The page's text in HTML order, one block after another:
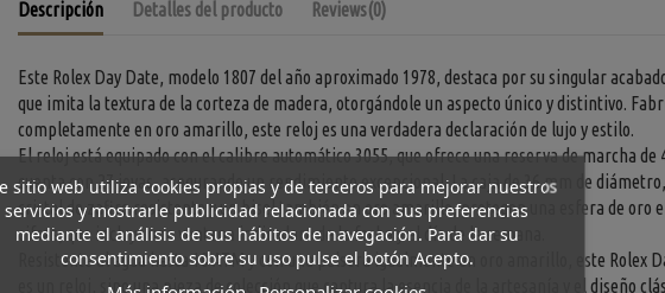
Descripción Detalles del producto Reviews(0)
Este Rolex Day Date, modelo 1807 del año aproximado 1978, destaca por su singular
que imita la textura de la corteza de madera, otorgándole un aspecto único y distintivo.
completamente en oro amarillo, este reloj es una verdadera declaración de lujo y estilo.
El reloj está equipado con el calibre automático 3055, que ofrece una reserva de marcha de
cuenta con 27 joyas, asegurando un rendimiento excepcional. La caja de 36 mm de
cristal de zafiro resistente y un bisel también en oro amarillo, protegen una esfera de oro
cifras, que incluye una ventana indicadora de la fecha y el día de la semana.
Resistente al agua hasta 10 ATM y con una pulsera igualmente en oro amarillo, este Rolex
es un reloj, sino una pieza de colección que captura la esencia de la artesanía y el diseño
sitio web utiliza cookies propias y de terceros para mejorar nuestros
servicios y mostrarle publicidad relacionada con sus preferencias
mediante el análisis de sus hábitos de navegación. Para dar su
consentimiento sobre su uso pulse el botón Acepto.